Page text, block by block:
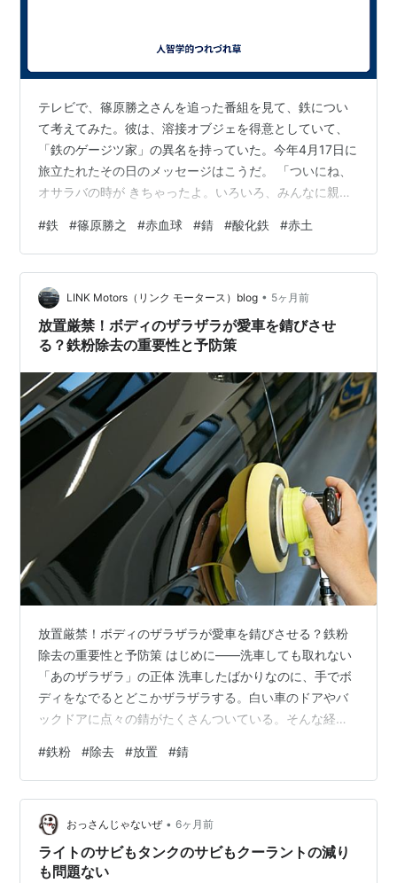
テレビで、篠原勝之さんを追った番組を見て、鉄につい
て考えてみた。彼は、溶接オブジェを得意としていて、
「鉄のゲージツ家」の異名を持っていた。今年4月17日に
旅立たれたその日のメッセージはこうだ。 「ついにね、
オサラバの時が きちゃったよ。いろいろ、みんなに親切
きます。アバヨ。」ここで、尊敬している彼の人柄につ
いて述べたいことがたくさんあるのだが、それは別の機
会にすることにし、彼が創ってきた「鉄」という素材に
ついて、記すことにする。まず浮かんだ問いは、「人間
の血液中に鉄が含まれている意味は何なのか？」という
ものだ。生物学的に言われる「鉄は赤血球中…
#鉄 #篠原勝之 #赤血球 #錆 #酸化鉄 #赤土
LINK Motors（リンク モータース）blog • 5ヶ月前
放置厳禁！ボディのザラザラが愛車を錆びさせ
る？鉄粉除去の重要性と予防策
放置厳禁！ボディのザラザラが愛車を錆びさせる？鉄粉
除去の重要性と予防策 はじめに——洗車しても取れない
「あのザラザラ」の正体 洗車したばかりなのに、手でボ
ディをなでるとどこかザラザラする。白い車のドアやバ
ックドアに点々の錆がたくさんついている。そんな経験
度拭いてみても、やっぱりザラつく。シャンプーをもう
一度かけても変わらない。 この「謎のザラザラ」の正体
が、今回のテーマである鉄粉です。 鉄粉という言葉、日
常会話ではあまり聞きなじみがないかもしれません。で
も、カーケアやコーティングの世界では非常によく知ら
れた厄介者で、ほぼすべての車に程度の差はあ…
#鉄粉 #除去 #放置 #錆
おっさんじゃないぜ • 6ヶ月前
ライトのサビもタンクのサビもクーラントの減り
も問題ない